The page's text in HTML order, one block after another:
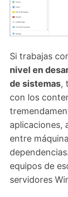
Si trabajas
nivel en
de sistemas,
con los
aplicaciones,
entre
equipos de
servidores